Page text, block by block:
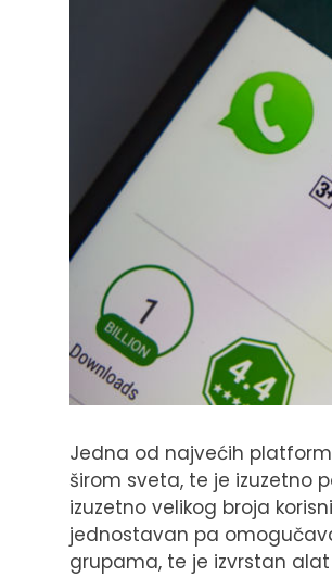
Jedna od najvećih
širom sveta, te je izuzetno
izuzetno velikog broja
jednostavan pa
grupama, te je izvrstan